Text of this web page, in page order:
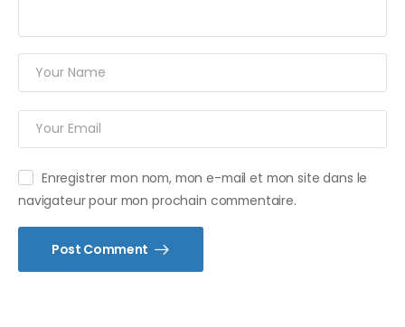
Enregistrer mon nom, mon e-mail et mon site dans le
navigateur pour mon prochain commentaire.
Post Comment